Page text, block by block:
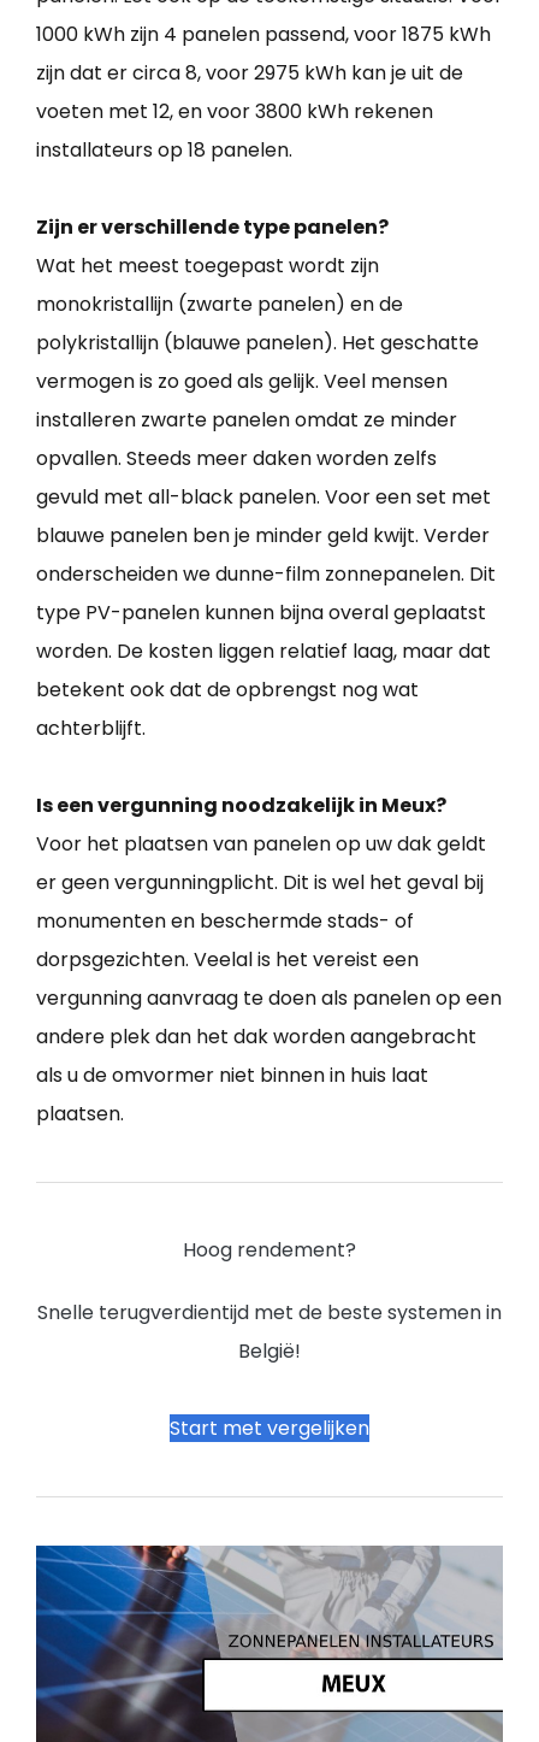
1000 kWh zijn 4 panelen passend, voor 1875 kWh
zijn dat er circa 8, voor 2975 kWh kan je uit de
voeten met 12, en voor 3800 kWh rekenen
installateurs op 18 panelen.
Zijn er verschillende type panelen?
Wat het meest toegepast wordt zijn
monokristallijn (zwarte panelen) en de
polykristallijn (blauwe panelen). Het geschatte
vermogen is zo goed als gelijk. Veel mensen
installeren zwarte panelen omdat ze minder
opvallen. Steeds meer daken worden zelfs
gevuld met all-black panelen. Voor een set met
blauwe panelen ben je minder geld kwijt. Verder
onderscheiden we dunne-film zonnepanelen. Dit
type PV-panelen kunnen bijna overal geplaatst
worden. De kosten liggen relatief laag, maar dat
betekent ook dat de opbrengst nog wat
achterblijft.
Is een vergunning noodzakelijk in Meux?
Voor het plaatsen van panelen op uw dak geldt
er geen vergunningplicht. Dit is wel het geval bij
monumenten en beschermde stads- of
dorpsgezichten. Veelal is het vereist een
vergunning aanvraag te doen als panelen op een
andere plek dan het dak worden aangebracht
als u de omvormer niet binnen in huis laat
plaatsen.
Hoog rendement?
Snelle terugverdientijd met de beste systemen in
België!
Start met vergelijken